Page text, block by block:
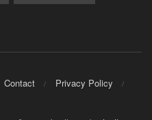
Contact
Privacy Policy